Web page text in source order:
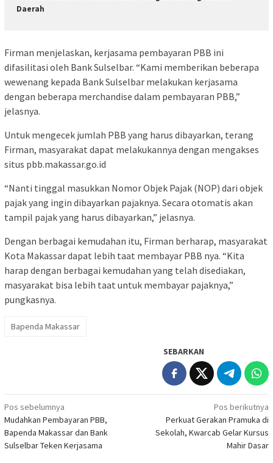
Daerah
Firman menjelaskan, kerjasama pembayaran PBB ini
difasilitasi oleh Bank Sulselbar. “Kami memberikan beberapa
wewenang kepada Bank Sulselbar melakukan kerjasama
dengan beberapa merchandise dalam pembayaran PBB,”
jelasnya.
Untuk mengecek jumlah PBB yang harus dibayarkan, terang
Firman, masyarakat dapat melakukannya dengan mengakses
situs pbb.makassar.go.id
“Nanti tinggal masukkan Nomor Objek Pajak (NOP) dari objek
pajak yang ingin dibayarkan pajaknya. Secara otomatis akan
tampil pajak yang harus dibayarkan,” jelasnya.
Dengan berbagai kemudahan itu, Firman berharap, masyarakat
Kota Makassar dapat lebih taat membayar PBB nya. “Kita
harap dengan berbagai kemudahan yang telah disediakan,
masyarakat bisa lebih taat untuk membayar pajaknya,”
pungkasnya.
Bapenda Makassar
SEBARKAN
Navigasi
pos
Pos sebelumnya
Mudahkan Pembayaran PBB,
Bapenda Makassar dan Bank
Sulselbar Teken Kerjasama
Pos berikutnya
Perkuat Gerakan Pramuka di
Sekolah, Kwarcab Gelar Kursus
Mahir Dasar